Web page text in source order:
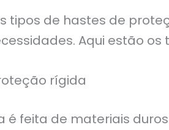
tipos de hastes de
Aqui estão os
rígida
é feita de materiais